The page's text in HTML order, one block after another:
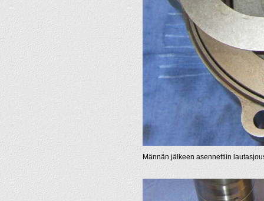
Männän jälkeen asennettiin